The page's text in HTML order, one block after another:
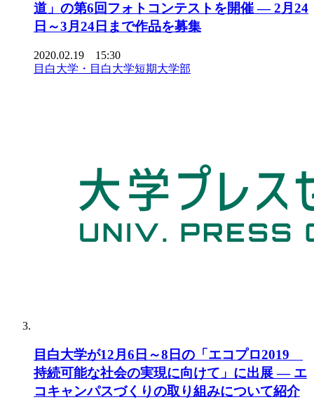
道」の第6回フォトコンテストを開催 — 2月24
日～3月24日まで作品を募集
2020.02.19 15:30
目白大学・目白大学短期大学部
目白大学が12月6日～8日の「エコプロ2019
持続可能な社会の実現に向けて」に出展 — エ
コキャンパスづくりの取り組みについて紹介